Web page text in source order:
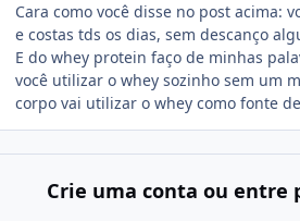
Cara como você disse no post acima:
e costas tds os dias, sem descanço
E do whey protein faço de minhas
você utilizar o whey sozinho sem um
corpo vai utilizar o whey como fonte
Crie uma conta ou entre